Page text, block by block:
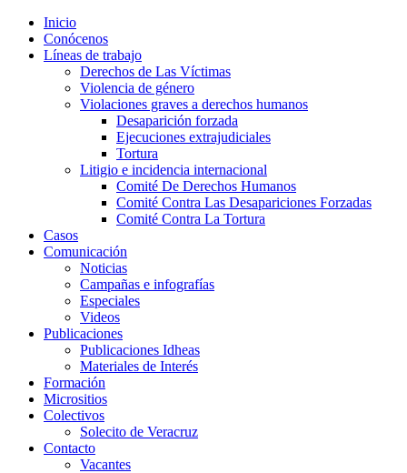
Inicio
Conócenos
Líneas de trabajo
Derechos de Las Víctimas
Violencia de género
Violaciones graves a derechos humanos
Desaparición forzada​
Ejecuciones extrajudiciales
Tortura
Litigio e incidencia internacional
Comité De Derechos Humanos​
Comité Contra Las Desapariciones Forzadas
Comité Contra La Tortura​
Casos
Comunicación
Noticias
Campañas e infografías
Especiales
Videos
Publicaciones
Publicaciones Idheas
Materiales de Interés
Formación
Micrositios
Colectivos
Solecito de Veracruz
Contacto
Vacantes